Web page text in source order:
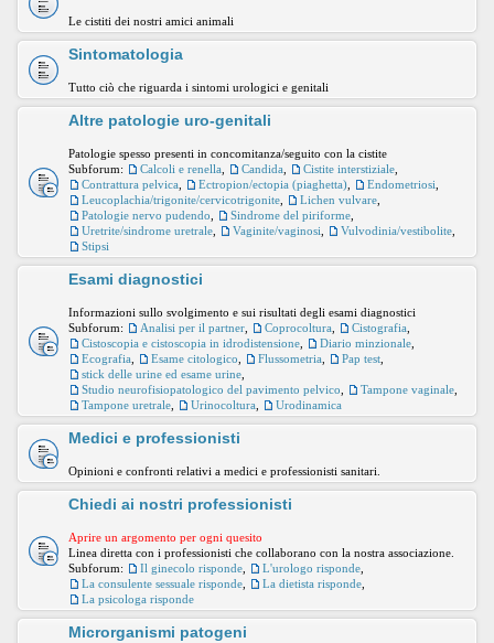
Le cistiti dei nostri amici animali
Sintomatologia
Tutto ciò che riguarda i sintomi urologici e genitali
Altre patologie uro-genitali
Patologie spesso presenti in concomitanza/seguito con la cistite
Subforum:
Calcoli e renella Candida Cistite interstiziale
Contrattura pelvica
Ectropion/ectopia (piaghetta) Endometriosi
Leucoplachia/trigonite/cervicotrigonite
Lichen vulvare
Patologie nervo pudendo
Sindrome del piriforme
Uretrite/sindrome uretrale
Vaginite/vaginosi Vulvodinia/vestibolite
Stipsi
Esami diagnostici
Informazioni sullo svolgimento e sui risultati degli esami diagnostici
Subforum:
Analisi per il partner Coprocoltura Cistografia
Cistoscopia e cistoscopia in idrodistensione
Diario minzionale
Ecografia
Esame citologico Flussometria Pap test
stick delle urine ed esame urine
Studio neurofisiopatologico del pavimento pelvico
Tampone vaginale
Tampone uretrale
Urinocoltura Urodinamica
Medici e professionisti
Opinioni e confronti relativi a medici e professionisti sanitari.
Chiedi ai nostri professionisti
Aprire un argomento per ogni quesito
Linea diretta con i professionisti che collaborano con la nostra associazione.
Subforum:
Il ginecolo risponde L'urologo risponde
La consulente sessuale risponde
La dietista risponde
La psicologa risponde
Microrganismi patogeni